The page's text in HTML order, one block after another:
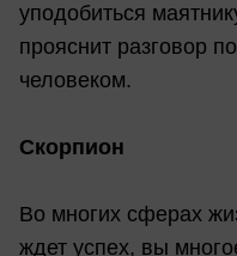
уподобиться
прояснит разговор
человеком.
Скорпион
Во многих сферах
ждет успех, вы